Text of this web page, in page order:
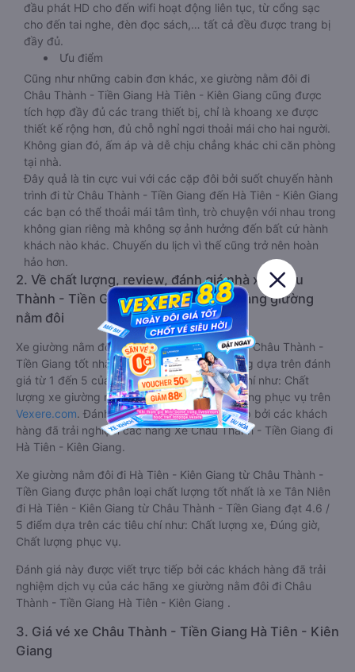
đầu phát HD cho đến wifi hoạt động liên tục, từ cổng sạc
cho đến tai nghe, đèn đọc sách,… tất cả đều được trang bị
đầy đủ.
Ưu điểm
Cũng như những cabin đơn khác, xe giường nằm đôi đi
Châu Thành - Tiền Giang Hà Tiên - Kiên Giang cũng được
tích hợp đầy đủ các trang thiết bị, chỉ là khoang xe được
thiết kế rộng hơn, đủ chỗ nghỉ ngơi thoải mái cho hai người.
Không gian đó, ấm áp và dễ chịu chẳng khác chi căn phòng
tại nhà.
Đây quả là tin cực vui với các cặp đôi bởi suốt chuyến hành
trình đi từ Châu Thành - Tiền Giang đến Hà Tiên - Kiên Giang
các bạn có thể thoải mái tâm tình, trò chuyện với nhau trong
không gian riêng mà không sợ ảnh hưởng đến bất cứ hành
khách nào khác. Chuyến du lịch vì thế cũng trở nên hoàn
hảo hơn.
2. Về chất lượng, review, đánh giá nhà xe Châu
Thành - Tiền Giang Hà Tiên - Kiên Giang giường
nằm đôi
Xe giường nằm đôi đi Hà Tiên - Kiên Giang từ Châu Thành -
Tiền Giang tốt nhất được phân loại chất lượng dựa trên đánh
giá từ 1 đến 5 của khách hàng với các tiêu chí như: Chất
lượng xe giường nằm đôi, Đúng giờ, Chất lượng phục vụ trên
Vexere.com. Đánh giá này được viết trực tiếp bởi các khách
hàng đã trải nghiệm các hãng Xe Châu Thành - Tiền Giang đi
Hà Tiên - Kiên Giang.
Xe giường nằm đôi đi Hà Tiên - Kiên Giang từ Châu Thành -
Tiền Giang được phân loại chất lượng tốt nhất là xe Tân Niên
đi Hà Tiên - Kiên Giang từ Châu Thành - Tiền Giang đạt 4.6 /
5 điểm dựa trên các tiêu chí như: Chất lượng xe, Đúng giờ,
Chất lượng phục vụ.
Đánh giá này được viết trực tiếp bởi các khách hàng đã trải
nghiệm dịch vụ của các hãng xe giường nằm đôi đi Châu
Thành - Tiền Giang Hà Tiên - Kiên Giang .
3. Giá vé xe Châu Thành - Tiền Giang Hà Tiên - Kiên
Giang